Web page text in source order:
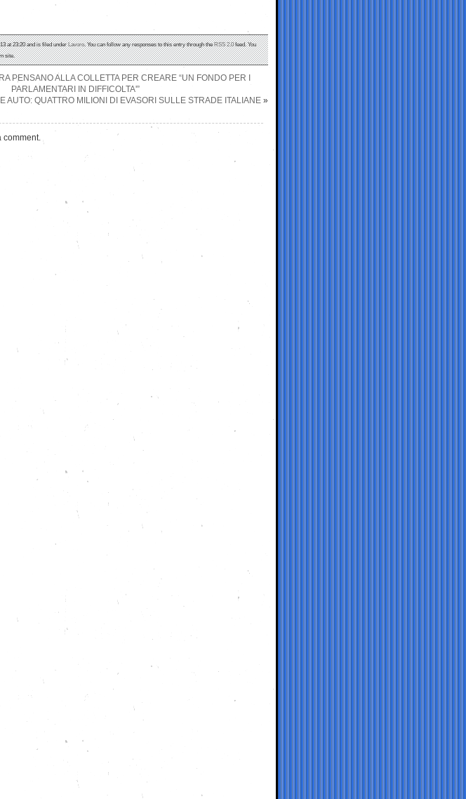
at 23:20 and is filed underLavoro. You can follow any responses to this entry through theRSS 2.0feed. You
site.
PENSANO ALLA COLLETTA PER CREARE “UN FONDO PER I
PARLAMENTARI IN DIFFICOLTA'”
AUTO: QUATTRO MILIONI DI EVASORI SULLE STRADE ITALIANE »
comment.